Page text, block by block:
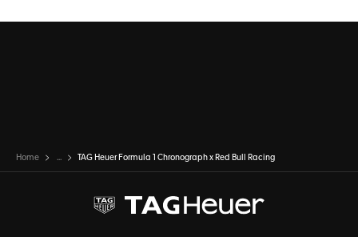
Home ... TAG Heuer Formula 1 Chronograph x Red Bull Racing